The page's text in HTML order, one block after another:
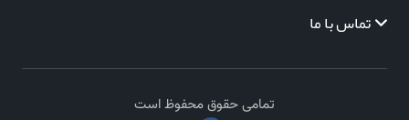
تماس با ما
تمامی حقوق محفوظ است